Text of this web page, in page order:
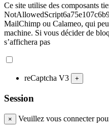
Ce site utilise des composants
MailChimp ou Calameo, qui
machine. Si vous décider de
s’affichera pas
reCaptcha V3 +
Session
× Veuillez vous connecter